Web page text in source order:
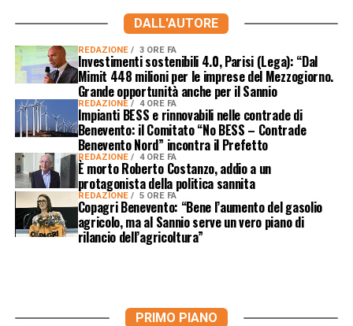
DALL'AUTORE
REDAZIONE 3 ORE FA
Investimenti sostenibili 4.0, Parisi (Lega): “Dal
Mimit 448 milioni per le imprese del Mezzogiorno.
Grande opportunità anche per il Sannio
REDAZIONE 4 ORE FA
Impianti BESS e rinnovabili nelle contrade di
Benevento: il Comitato “No BESS – Contrade
Benevento Nord” incontra il Prefetto
REDAZIONE 4 ORE FA
È morto Roberto Costanzo, addio a un
protagonista della politica sannita
REDAZIONE 5 ORE FA
Copagri Benevento: “Bene l’aumento del gasolio
agricolo, ma al Sannio serve un vero piano di
rilancio dell’agricoltura”
PRIMO PIANO